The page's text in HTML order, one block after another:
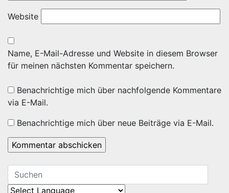
Website
Name, E-Mail-Adresse und Website in diesem Browser
für meinen nächsten Kommentar speichern.
Benachrichtige mich über nachfolgende Kommentare
via E-Mail.
Benachrichtige mich über neue Beiträge via E-Mail.